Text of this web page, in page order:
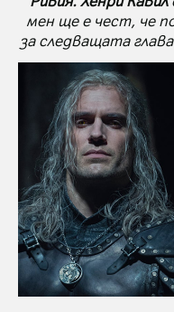
мен ще е чест, че
за следващата